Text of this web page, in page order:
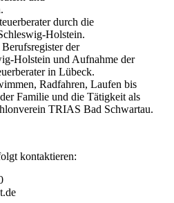
durch die
Holstein.
der
Holstein und Aufnahme der
in Lübeck.
Radfahren, Laufen bis
Familie und die Tätigkeit als
TRIAS Bad Schwartau.
kontaktieren: